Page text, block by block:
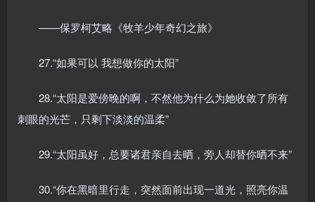
——保罗柯艾略《牧羊少年奇幻之旅》
27.“如果可以 我想做你的太阳”
28.“太阳是爱傍晚的啊，不然他为什么为她收敛了所有
刺眼的光芒，只剩下淡淡的温柔”
29.“太阳虽好，总要诸君亲自去晒，旁人却替你晒不来”
30.“你在黑暗里行走，突然面前出现一道光，照亮你温